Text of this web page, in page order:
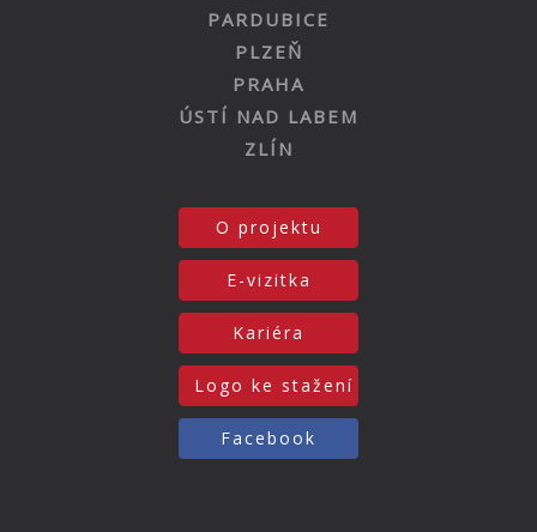
PARDUBICE
PLZEŇ
PRAHA
ÚSTÍ NAD LABEM
ZLÍN
O projektu
E-vizitka
Kariéra
Logo ke stažení
Facebook